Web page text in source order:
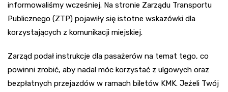
informowaliśmy wcześniej. Na stronie Zarządu Transportu
Publicznego (ZTP) pojawiły się istotne wskazówki dla
korzystających z komunikacji miejskiej.
Zarząd podał instrukcje dla pasażerów na temat tego, co
powinni zrobić, aby nadal móc korzystać z ulgowych oraz
bezpłatnych przejazdów w ramach biletów KMK. Jeżeli Twój